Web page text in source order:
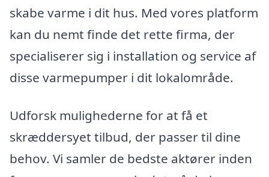
skabe varme i dit hus. Med vores platform
kan du nemt finde det rette firma, der
specialiserer sig i installation og service af
disse varmepumper i dit lokalområde.
Udforsk mulighederne for at få et
skræddersyet tilbud, der passer til dine
behov. Vi samler de bedste aktører inden